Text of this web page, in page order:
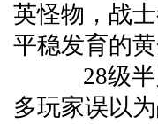
英怪物，战
平稳发育的黄
28级半
多玩家误以